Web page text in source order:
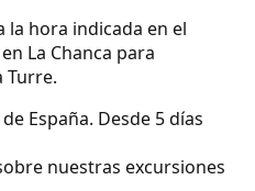
la hora indicada en el
La Chanca para
España. Desde 5 días
nuestras excursiones